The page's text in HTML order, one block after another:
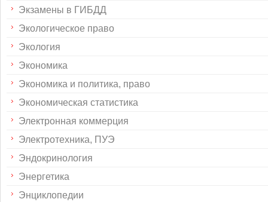
Экзамены в ГИБДД
Экологическое право
Экология
Экономика
Экономика и политика, право
Экономическая статистика
Электронная коммерция
Электротехника, ПУЭ
Эндокринология
Энергетика
Энциклопедии